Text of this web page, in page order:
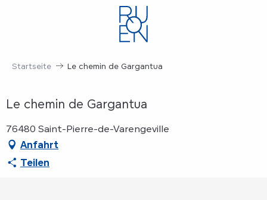
Startseite Le chemin de Gargantua
Le chemin de Gargantua
76480 Saint-Pierre-de-Varengeville
Anfahrt
Teilen